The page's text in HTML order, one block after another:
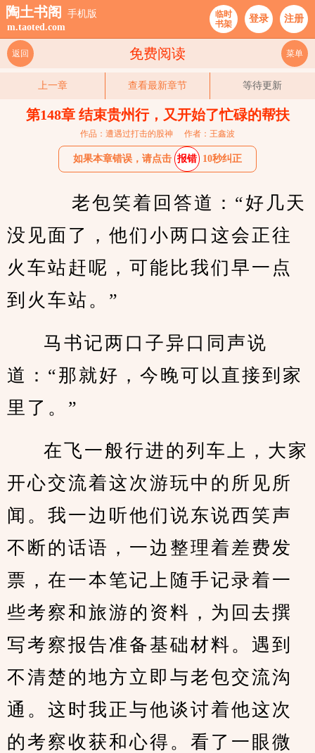
陶土书阁
手机版
m.taoted.com
临时
书架
登录 注册
免费阅读
返回 菜单
上一章 查看最新章节 等待更新
第148章 结束贵州行，又开始了忙碌的帮扶
作品：遭遇过打击的股神 作者：王鑫波
如果本章错误，请点击 报错 10秒纠正
没见面了，他们小两口这会正往
火车站赶呢，可能比我们早一点
到火车站。”
马书记两口子异口同声说
道：“那就好，今晚可以直接到家
里了。”
在飞一般行进的列车上，大家
开心交流着这次游玩中的所见所
闻。我一边听他们说东说西笑声
不断的话语，一边整理着差费发
票，在一本笔记上随手记录着一
些考察和旅游的资料，为回去撰
写考察报告准备基础材料。遇到
不清楚的地方立即与老包交流沟
通。这时我正与他谈讨着他这次
的考察收获和心得。看了一眼微